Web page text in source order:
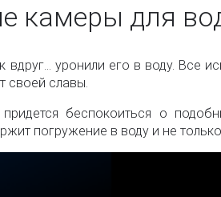
камеры для
уронили его в воду. Все
своей славы.
беспокоиться о
погружение в воду и не